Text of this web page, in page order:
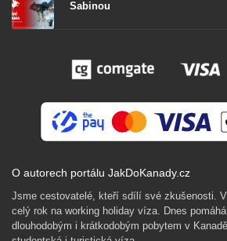
Sabinou
O autorech portálu JakDoKanady.cz
Jsme cestovatelé, kteří sdílí své zkušenosti.
celý rok na working holiday víza. Dnes
dlouhodobým i krátkodobým pobytem v